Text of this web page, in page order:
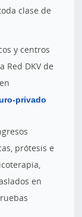
clase de
y centros
Red DKV de
privado
prótesis e
en